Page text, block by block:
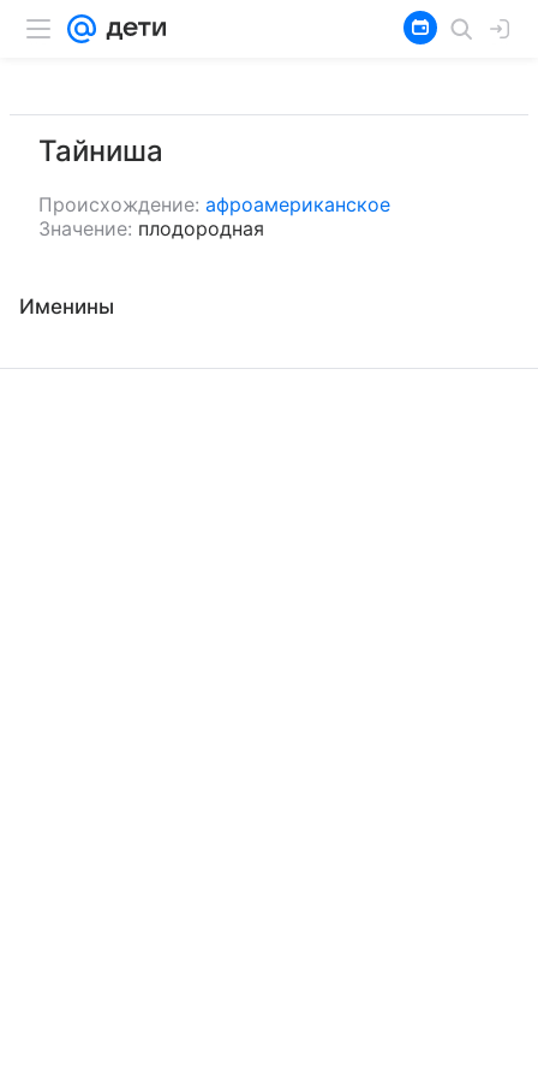
Тайниша
Происхождение: афроамериканское
Значение: плодородная
Именины